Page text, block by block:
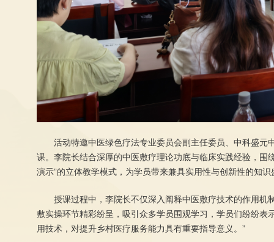
活动特邀中医绿色疗法专业委员会副主任委员、中科盛
课。李院长结合深厚的中医敷疗理论功底与临床实践经验，
演示”的立体教学模式，为学员带来兼具实用性与创新性的知识
授课过程中，李院长不仅深入阐释中医敷疗技术的作用
敷实操环节精彩纷呈，吸引众多学员围观学习，学员们纷纷
用技术，对提升乡村医疗服务能力具有重要指导意义。”